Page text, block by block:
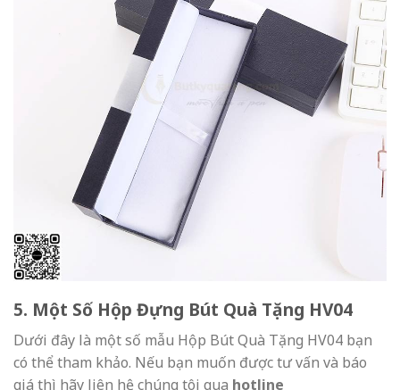
5. Một Số Hộp Đựng Bút Quà Tặng HV04
Dưới đây là một số mẫu Hộp Bút Quà Tặng HV04 bạn
có thể tham khảo. Nếu bạn muốn được tư vấn và báo
giá thì hãy liên hệ chúng tôi qua hotline